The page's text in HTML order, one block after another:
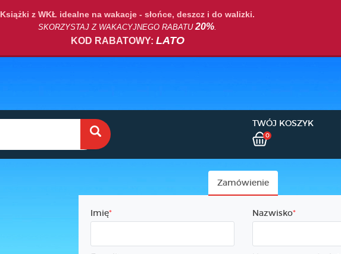
Książki z WKŁ idealne na wakacje - słońce, deszcz i do walizki.
SKORZYSTAJ Z WAKACYJNEGO RABATU20%.
KOD RABATOWY: LATO
TWÓJ KOSZYK
0
Zamówienie
Imię Nazwisko